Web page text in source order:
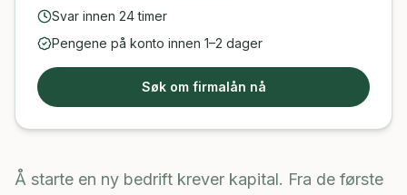
Svar innen 24 timer
Pengene på konto innen 1–2 dager
Søk om firmalån nå
Å starte en ny bedrift krever kapital. Fra de første